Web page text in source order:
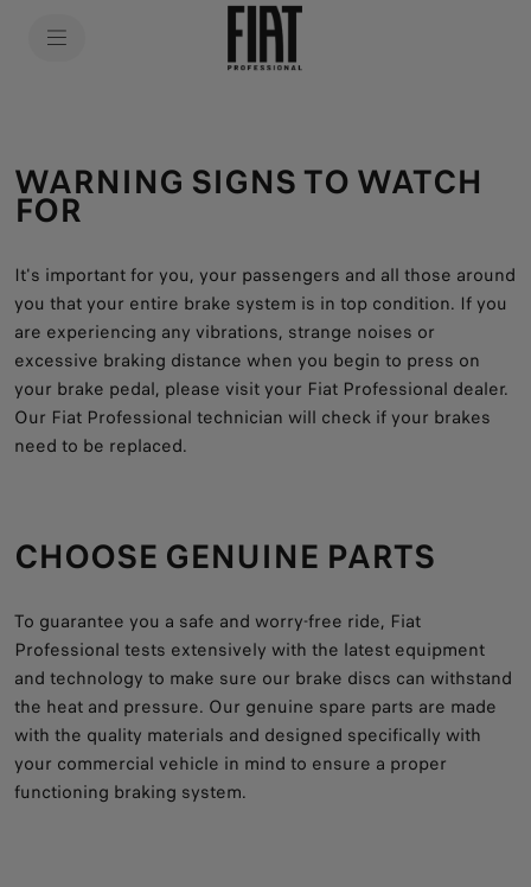
WARNING SIGNS TO WATCH
FOR
It's important for you, your passengers and all those around
you that your entire brake system is in top condition. If you
are experiencing any vibrations, strange noises or
excessive braking distance when you begin to press on
your brake pedal, please visit your Fiat Professional dealer.
Our Fiat Professional technician will check if your brakes
need to be replaced.
CHOOSE GENUINE PARTS
To guarantee you a safe and worry-free ride, Fiat
Professional tests extensively with the latest equipment
and technology to make sure our brake discs can withstand
the heat and pressure. Our genuine spare parts are made
with the quality materials and designed specifically with
your commercial vehicle in mind to ensure a proper
functioning braking system.